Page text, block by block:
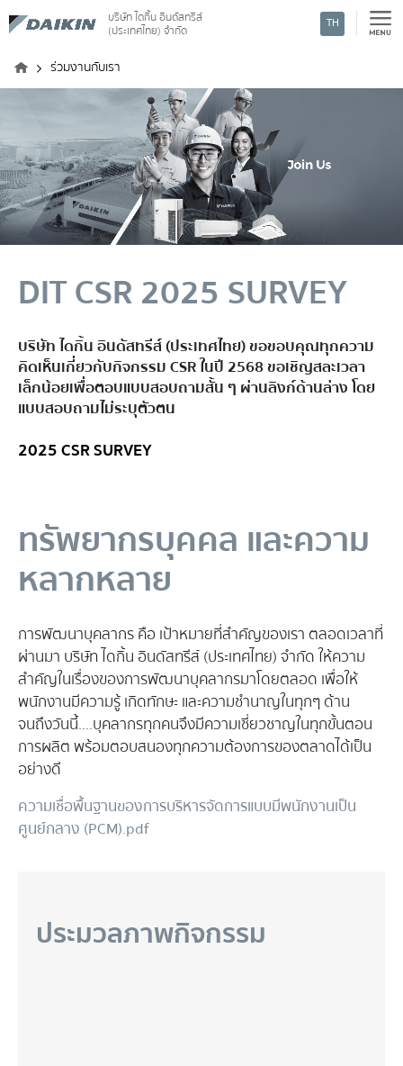
บริษัท ไดกิ้น อินดัสทรีส์
(ประเทศไทย) จำกัด TH
ร่วมงานกับเรา
DIT CSR 2025 SURVEY
บริษัท ไดกิ้น อินดัสทรีส์ (ประเทศไทย) ขอขอบคุณทุกความ
คิดเห็นเกี่ยวกับกิจกรรม CSR ในปี 2568 ขอเชิญสละเวลา
เล็กน้อยเพื่อตอบแบบสอบถามสั้น ๆ ผ่านลิงก์ด้านล่าง โดย
แบบสอบถามไม่ระบุตัวตน
2025 CSR SURVEY
ทรัพยากรบุคคล และความ
หลากหลาย
การพัฒนาบุคลากร คือ เป้าหมายที่สำคัญของเรา ตลอดเวลาที่
ผ่านมา บริษัท ไดกิ้น อินดัสทรีส์ (ประเทศไทย) จำกัด ให้ความ
สำคัญในเรื่องของการพัฒนาบุคลากรมาโดยตลอด เพื่อให้
พนักงานมีความรู้ เกิดทักษะ และความชำนาญในทุกๆ ด้าน
จนถึงวันนี้....บุคลากรทุกคนจึงมีความเชี่ยวชาญในทุกขั้นตอน
การผลิต พร้อมตอบสนองทุกความต้องการของตลาดได้เป็น
อย่างดี
ความเชื่อพื้นฐานของการบริหารจัดการแบบมีพนักงานเป็น
ศูนย์กลาง (PCM).pdf
ประมวลภาพกิจกรรม